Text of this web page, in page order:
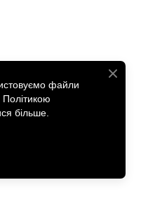
файли
більше.